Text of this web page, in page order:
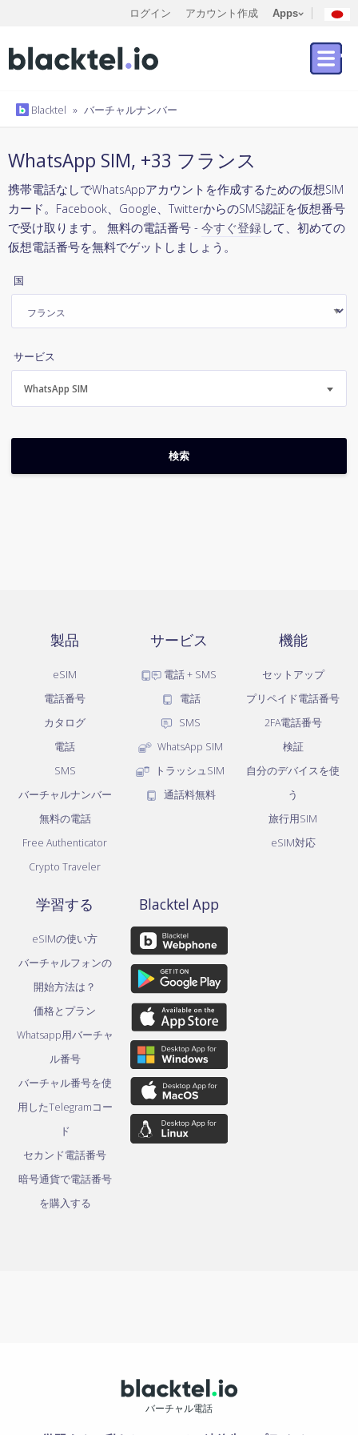
ログイン アカウント作成 Apps
Blacktel » バーチャルナンバー
WhatsApp SIM, +33 フランス
携帯電話なしでWhatsAppアカウントを作成するための仮想SIM
カード。Facebook、Google、TwitterからのSMS認証を仮想番号
で受け取ります。 無料の電話番号 - 今すぐ登録して、初めての
仮想電話番号を無料でゲットしましょう。
国
サービス
WhatsApp SIM
製品
eSIM
電話番号
カタログ
電話
SMS
バーチャルナンバー
無料の電話
Free Authenticator
Crypto Traveler
サービス
電話 + SMS
電話
SMS
WhatsApp SIM
トラッシュSIM
通話料無料
機能
セットアップ
プリペイド電話番号
2FA電話番号
検証
自分のデバイスを使
う
旅行用SIM
eSIM対応
学習する
eSIMの使い方
バーチャルフォンの
開始方法は？
価格とプラン
Whatsapp用バーチャ
ル番号
バーチャル番号を使
用したTelegramコー
ド
セカンド電話番号
暗号通貨で電話番号
を購入する
Blacktel App
バーチャル電話